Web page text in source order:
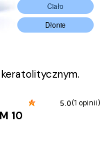
Ciało
Dłonie
10
keratolitycznym.
5.0(1 opinii)